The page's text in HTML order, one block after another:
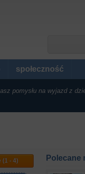
społeczność
pomysłu na wyjazd z
(1 - 4) Polecane